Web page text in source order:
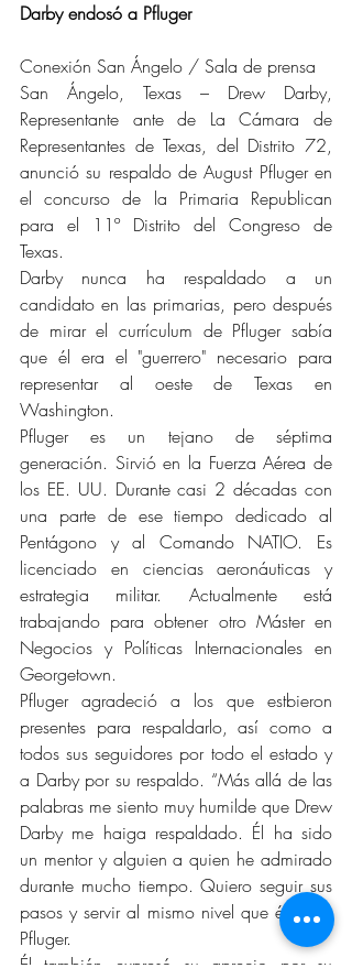
Darby endosó a Pfluger
Conexión San Ángelo / Sala de prensa
San Ángelo, Texas – Drew Darby,
Representante ante de La Cámara de
Representantes de Texas, del Distrito 72,
anunció su respaldo de August Pfluger en
el concurso de la Primaria Republican
para el 11º Distrito del Congreso de
Texas.
Darby nunca ha respaldado a un
candidato en las primarias, pero después
de mirar el currículum de Pfluger sabía
que él era el "guerrero" necesario para
representar al oeste de Texas en
Washington.
Pfluger es un tejano de séptima
generación. Sirvió en la Fuerza Aérea de
los EE. UU. Durante casi 2 décadas con
una parte de ese tiempo dedicado al
Pentágono y al Comando NATIO. Es
licenciado en ciencias aeronáuticas y
estrategia militar. Actualmente está
trabajando para obtener otro Máster en
Negocios y Políticas Internacionales en
Georgetown.
Pfluger agradeció a los que estbieron
presentes para respaldarlo, así como a
todos sus seguidores por todo el estado y
a Darby por su respaldo. “Más allá de las
palabras me siento muy humilde que Drew
Darby me haiga respaldado. Él ha sido
un mentor y alguien a quien he admirado
durante mucho tiempo. Quiero seguir sus
pasos y servir al mismo nivel que él”, dijo
Pfluger.
Él también expresó su aprecio por su